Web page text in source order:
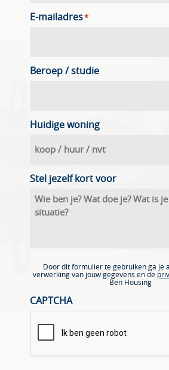
E-mailadres*
Beroep / studie
Huidige woning
Stel jezelf kort voor
Door dit formulier te gebruiken ga je
verwerking van jouw gegevens en de
Ben Housing
CAPTCHA